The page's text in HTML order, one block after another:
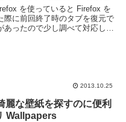
を使っていると Firefox を
際に前回終了時のタブを復元で
あったので少し調べて対応し
2013.10.25
麗な壁紙を探すのに便利
Wallpapers